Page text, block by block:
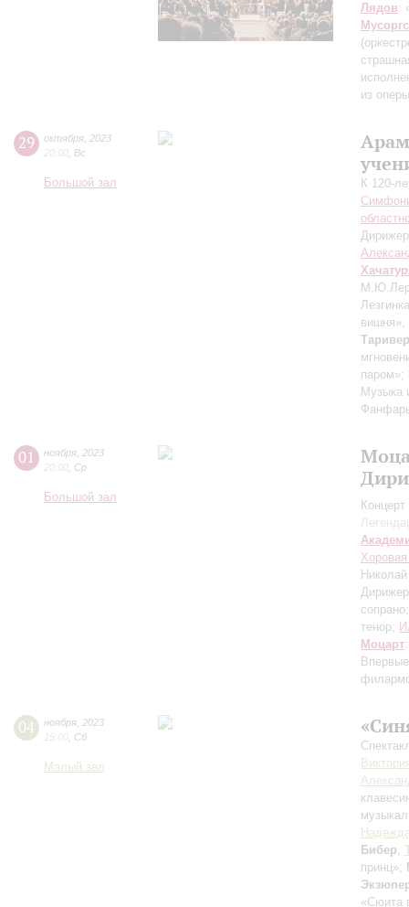
Лядов:
из
29 октября 2023
20:00 Вс
Большой зал
К 120-
паром»;
Музыка
01 ноября 2023
20:00 Ср
Большой зал
тенор;
Моцарт
04 ноября 2023
15:00 Сб
Малый зал
Бибер,
принц»;
«Сюита